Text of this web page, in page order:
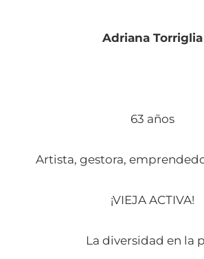
Adriana Torriglia
63 años
Artista, gestora,
¡VIEJA ACTIVA!
La diversidad en la